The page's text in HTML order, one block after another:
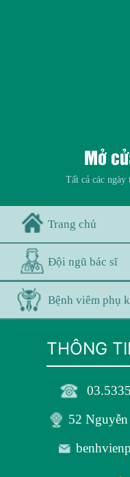
Mở
Tất cả các ngày
Trang chủ
Đội ngũ bác sĩ
Bệnh viêm phụ
THÔNG
52